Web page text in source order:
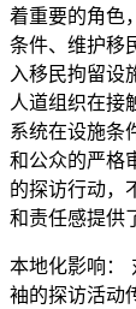
着重要的角色
条件、维护移
入移民拘留设
人道组织在接
系统在设施条
和公众的严格
的探访行动，
和责任感提供
本地化影响：
袖的探访活动